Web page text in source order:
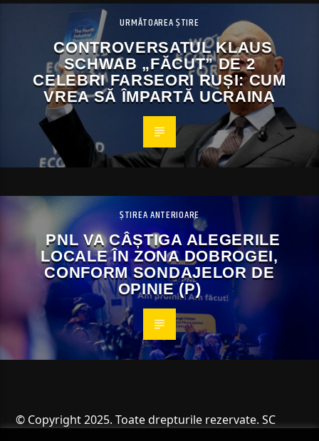
URMĂTOAREA ȘTIRE
CONTROVERSATUL KLAUS
SCHWAB „FĂCUT” DE 2
CELEBRI FARSEORI RUȘI: CUM
VREA SĂ ÎMPARTĂ UCRAINA
ȘTIREA ANTERIOARE
PNL VA CÂȘTIGA ALEGERILE
LOCALE ÎN ZONA DOBROGEI,
CONFORM SONDAJELOR DE
OPINIE (P)
© Copyright 2025. Toate drepturile rezervate. SC